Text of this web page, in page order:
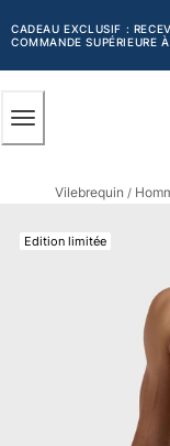
AU
CONTENU
PRINCIPAL
CADEAU EXCLUSIF :
COMMANDE SUPÉRIEURE
Tous les articles
Maillots de
Classique
Classique
Classique
Brodés
Ceinture
Le Court
Vilebrequin /
Edition limitée